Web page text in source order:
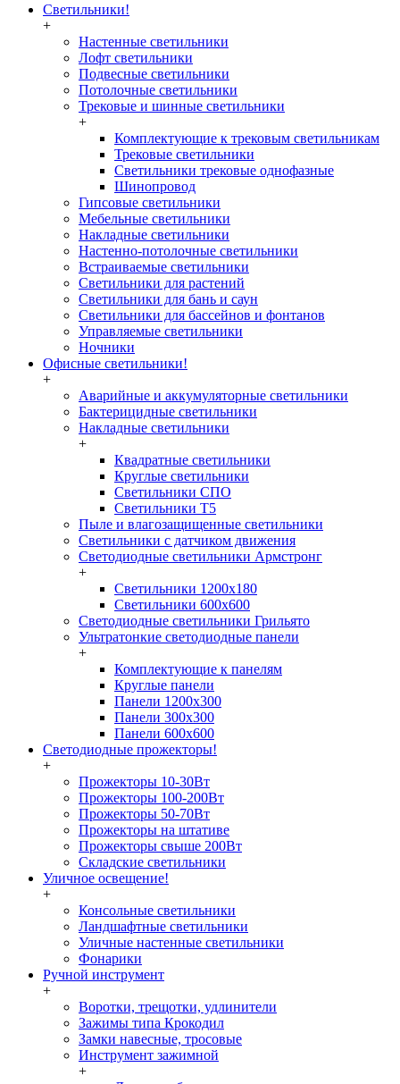
Светильники!
+
Настенные светильники
Лофт светильники
Подвесные светильники
Потолочные светильники
Трековые и шинные светильники
+
Комплектующие к трековым светильникам
Трековые светильники
Светильники трековые однофазные
Шинопровод
Гипсовые светильники
Мебельные светильники
Накладные светильники
Настенно-потолочные светильники
Встраиваемые светильники
Светильники для растений
Светильники для бань и саун
Светильники для бассейнов и фонтанов
Управляемые светильники
Ночники
Офисные светильники!
+
Аварийные и аккумуляторные светильники
Бактерицидные светильники
Накладные светильники
+
Квадратные светильники
Круглые светильники
Светильники СПО
Светильники Т5
Пыле и влагозащищенные светильники
Светильники с датчиком движения
Светодиодные светильники Армстронг
+
Светильники 1200х180
Светильники 600х600
Светодиодные светильники Грильято
Ультратонкие светодиодные панели
+
Комплектующие к панелям
Круглые панели
Панели 1200х300
Панели 300х300
Панели 600х600
Светодиодные прожекторы!
+
Прожекторы 10-30Вт
Прожекторы 100-200Вт
Прожекторы 50-70Вт
Прожекторы на штативе
Прожекторы свыше 200Вт
Складские светильники
Уличное освещение!
+
Консольные светильники
Ландшафтные светильники
Уличные настенные светильники
Фонарики
Ручной инструмент
+
Воротки, трещотки, удлинители
Зажимы типа Крокодил
Замки навесные, тросовые
Инструмент зажимной
+